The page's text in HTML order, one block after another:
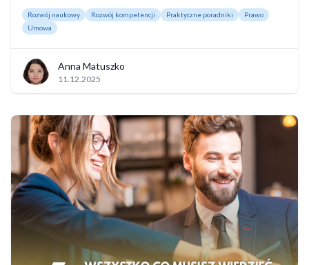
Rozwój naukowy Rozwój kompetencji Praktyczne poradniki
Prawo
Umowa
Anna Matuszko
11.12.2025